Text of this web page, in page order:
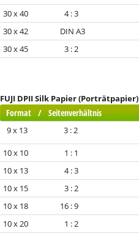
30 x 40 4 : 3
30 x 42 DIN A3
30 x 45 3 : 2
FUJI DPII Silk Papier (Porträtpapier)
Format / Seitenverhältnis
9 x 13 3 : 2
10 x 10 1 : 1
10 x 13 4 : 3
10 x 15 3 : 2
10 x 18 16 : 9
10 x 20 1 : 2